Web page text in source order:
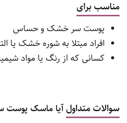
مناسب برای
پوست سر خشک و حساس
افراد مبتلا به شوره خشک یا
کسانی که از رنگ یا مواد
سوالات متداولآیا ماسک پوست